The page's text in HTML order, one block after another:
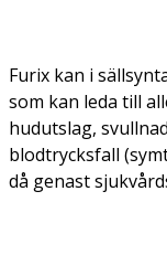
Furix kan i
som kan leda till
hudutslag,
blodtrycksfall
då genast